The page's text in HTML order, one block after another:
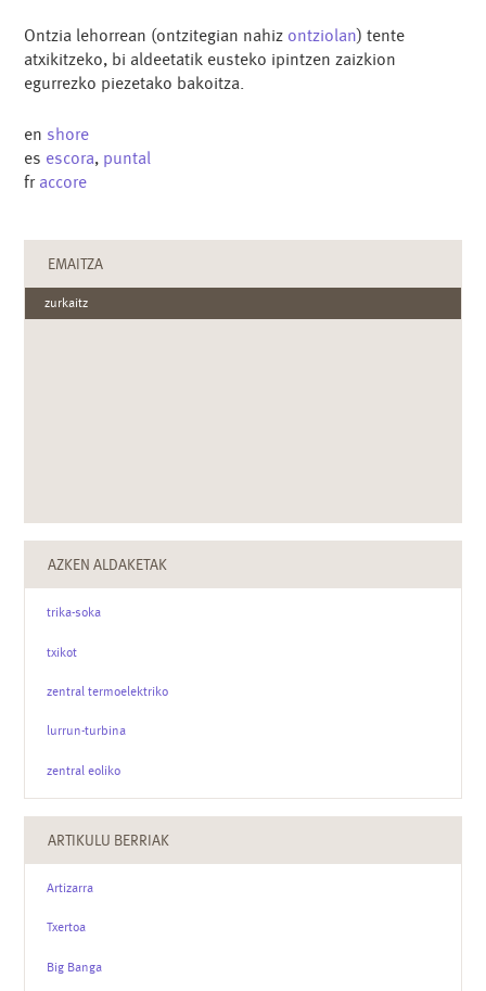
Ontzia lehorrean (ontzitegian nahiz ontziolan) tente
atxikitzeko, bi aldeetatik eusteko ipintzen zaizkion
egurrezko piezetako bakoitza.
en shore
es escora, puntal
fr accore
EMAITZA
zurkaitz
AZKEN ALDAKETAK
trika-soka
txikot
zentral termoelektriko
lurrun-turbina
zentral eoliko
ARTIKULU BERRIAK
Artizarra
Txertoa
Big Banga